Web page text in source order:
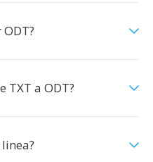
TXT a ODT?